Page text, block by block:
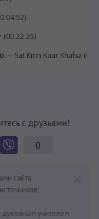
(00:22:25)
— Sat Kirin Kaur Khalsa
с друзьями!
0
сайта
духовным учителем